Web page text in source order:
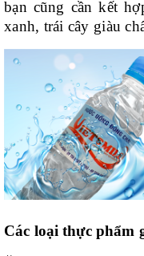
bạn cũng cần kết
xanh, trái cây giàu
Các loại thực phẩm